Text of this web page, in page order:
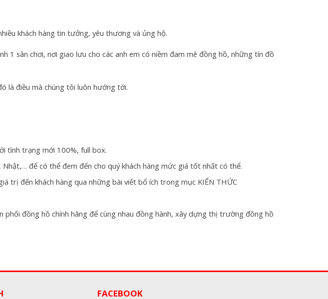
khách hàng tin tưởng, yêu thương và ủng hộ.
sân chơi, nơi giao lưu cho các anh em có niềm đam mê đồng hồ, những tín đồ
là điều mà chúng tôi luôn hướng tới.
tình trạng mới 100%, full box.
để có thể đem đến cho quý khách hàng mức giá tốt nhất có thể.
trị đến khách hàng qua những bài viết bổ ích trong mục KIẾN THỨC
đồng hồ chính hãng để cùng nhau đồng hành, xây dựng thị trường đồng hồ
FACEBOOK